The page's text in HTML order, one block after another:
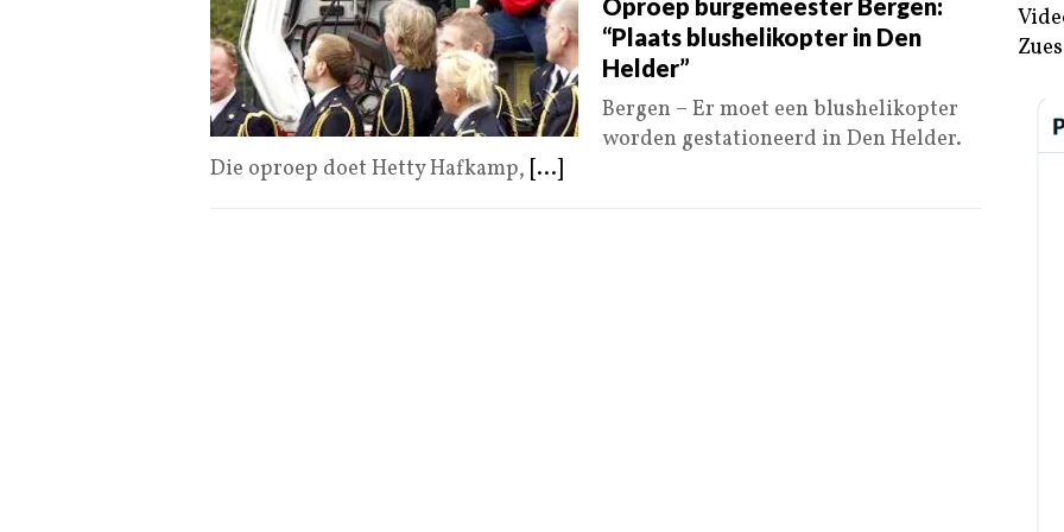
Oproep burgemeester Bergen:
“Plaats blushelikopter in Den
Helder”
Bergen – Er moet een blushelikopter
worden gestationeerd in Den Helder.
Die oproep doet Hetty Hafkamp, [...]